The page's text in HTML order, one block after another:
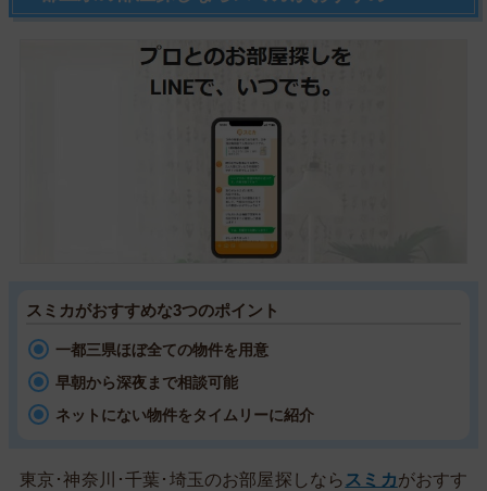
スミカがおすすめな3つのポイント
一都三県ほぼ全ての物件を用意
早朝から深夜まで相談可能
ネットにない物件をタイムリーに紹介
東京･神奈川･千葉･埼玉のお部屋探しなら スミカがおすす